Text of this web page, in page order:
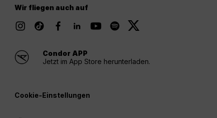
Wir fliegen auch auf
Condor APP
Jetzt im App Store herunterladen.
Cookie-Einstellungen